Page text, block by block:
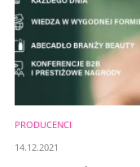
PRODUCENCI
14.12.2021